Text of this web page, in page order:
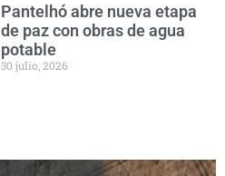
Pantelhó abre nueva etapa
de paz con obras de agua
potable
30 julio, 2026